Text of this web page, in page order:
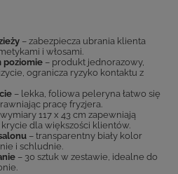
– zabezpiecza ubrania klienta
i włosami.
poziomie – produkt jednorazowy,
ogranicza ryzyko kontaktu z
– lekka, foliowa peleryna łatwo się
pracę fryzjera.
117 x 43 cm zapewniają
dla większości klientów.
– transparentny biały kolor
i schludnie.
– 30 sztuk w zestawie, idealne do